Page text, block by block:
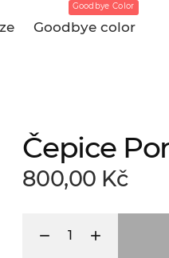
Goodbye color
Goodbye Color
Čepice
800,00 Kč